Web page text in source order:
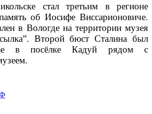
стал третьим в регионе
об Иосифе Виссарионовиче.
в Вологде на территории музея
Второй бюст Сталина был
в посёлке Кадуй рядом с